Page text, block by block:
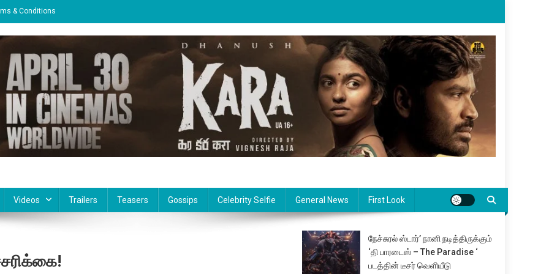
& Conditions
Videos Trailers Teasers Gossips Celebrity Selfie General News First Look
நேச்சுரல் ஸ்டார்’ நானி நடித்திருக்கும்
‘தி பாரடைஸ் – The Paradise ‘
படத்தின் டீசர் வெளியீடு